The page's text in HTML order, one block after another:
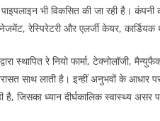
भी विकसित की जा रही है। कंपनी
रेस्पिरेटरी और एलर्जी केयर,
स्थापित रे नियो फार्मा, टेक्नोलॉजी,
साथ लाती है। इन्हीं अनुभवों के आधार
है, जिसका ध्यान दीर्घकालिक स्वास्थ्य असर